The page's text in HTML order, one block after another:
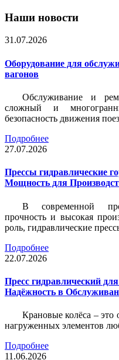
Наши новости
31.07.2026
Оборудование для
вагонов
Обслуживание и
сложный и
безопасность движения
Подробнее
27.07.2026
Прессы гидравлические
Мощность для
В современной
прочность и высокая
роль, гидравлические
Подробнее
22.07.2026
Пресс гидравлический
Надёжность в
Крановые колёса – это
нагруженных элементов
Подробнее
11.06.2026